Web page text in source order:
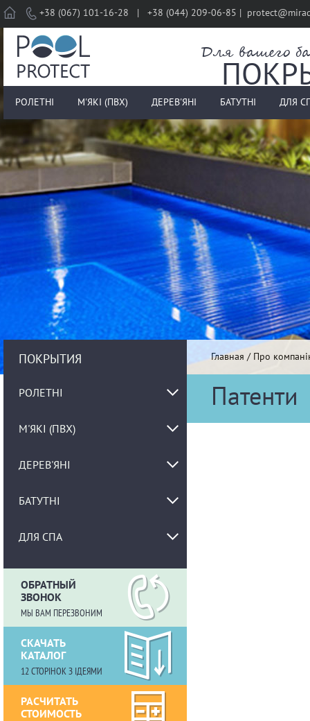
Home+38 (067) 101-16-28 | +38 (044) 209-06-85 |
Для вашего
РОЛЕТНІ М'ЯКІ (ПВХ) ДЕРЕВ'ЯНІ БАТУТНІ ДЛЯ
ПОКРЫТИЯ
РОЛЕТНІ
М'ЯКІ (ПВХ)
ДЕРЕВ'ЯНІ
БАТУТНІ
ДЛЯ СПА
ОБРАТНЫЙ
ЗВОНОК
МЫ ВАМ ПЕРЕЗВОНИМ
СКАЧАТЬ
КАТАЛОГ
12 СТОРІНОК З ІДЕЯМИ
РАСЧИТАТЬ
СТОИМОСТЬ
Главная / Про
Патенти